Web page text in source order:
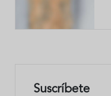
Suscríbete